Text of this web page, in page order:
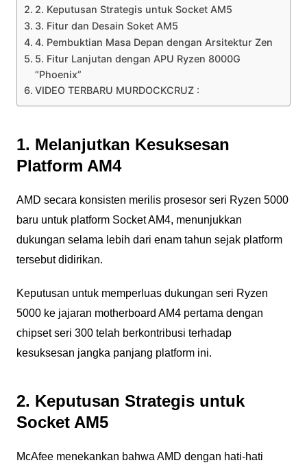
2. Keputusan Strategis untuk Socket AM5
3. Fitur dan Desain Soket AM5
4. Pembuktian Masa Depan dengan Arsitektur Zen
5. Fitur Lanjutan dengan APU Ryzen 8000G
“Phoenix”
VIDEO TERBARU MURDOCKCRUZ :
1. Melanjutkan Kesuksesan
Platform AM4
AMD secara konsisten merilis prosesor seri Ryzen 5000
baru untuk platform Socket AM4, menunjukkan
dukungan selama lebih dari enam tahun sejak platform
tersebut didirikan.
Keputusan untuk memperluas dukungan seri Ryzen
5000 ke jajaran motherboard AM4 pertama dengan
chipset seri 300 telah berkontribusi terhadap
kesuksesan jangka panjang platform ini.
2. Keputusan Strategis untuk
Socket AM5
McAfee menekankan bahwa AMD dengan hati-hati